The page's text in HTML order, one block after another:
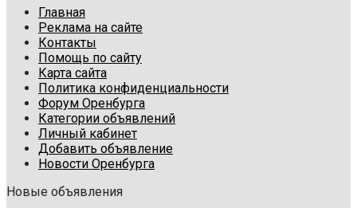
Главная
Реклама на сайте
Контакты
Помощь по сайту
Карта сайта
Политика конфиденциальности
Форум Оренбурга
Категории объявлений
Личный кабинет
Добавить объявление
Новости Оренбурга
Новые объявления